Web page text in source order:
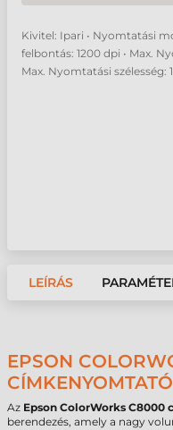
Kivitel: Ipari • Nyomtatási
felbontás: 1200 dpi • Max.
Max. Nyomtatási szélesség:
LEÍRÁS
EPSON
Az Epson ColorWorks
berendezés, amely a nagy